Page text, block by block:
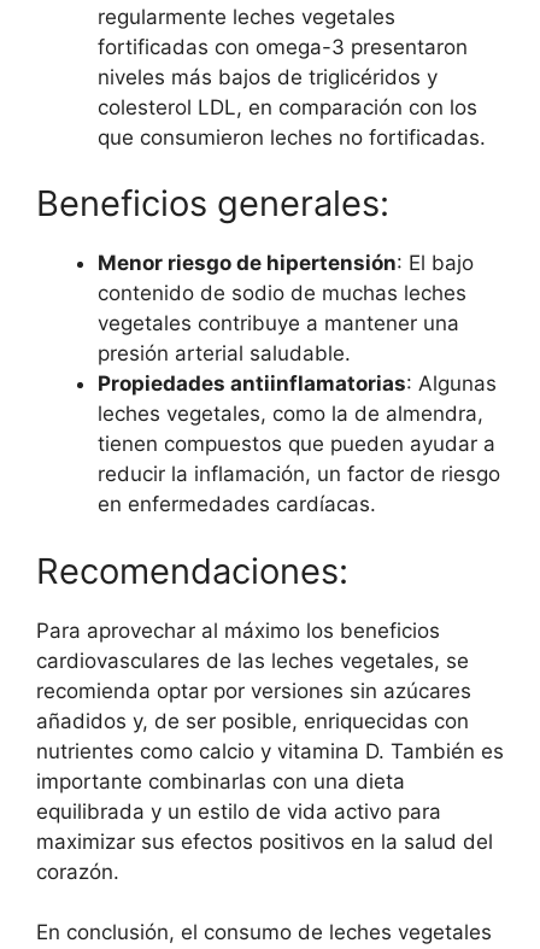
regularmente leches vegetales
fortificadas con omega-3 presentaron
niveles más bajos de triglicéridos y
colesterol LDL, en comparación con los
que consumieron leches no fortificadas.
Beneficios generales:
Menor riesgo de hipertensión: El bajo
contenido de sodio de muchas leches
vegetales contribuye a mantener una
presión arterial saludable.
Propiedades antiinflamatorias: Algunas
leches vegetales, como la de almendra,
tienen compuestos que pueden ayudar a
reducir la inflamación, un factor de riesgo
en enfermedades cardíacas.
Recomendaciones:
Para aprovechar al máximo los beneficios
cardiovasculares de las leches vegetales, se
recomienda optar por versiones sin azúcares
añadidos y, de ser posible, enriquecidas con
nutrientes como calcio y vitamina D. También es
importante combinarlas con una dieta
equilibrada y un estilo de vida activo para
maximizar sus efectos positivos en la salud del
corazón.
En conclusión, el consumo de leches vegetales